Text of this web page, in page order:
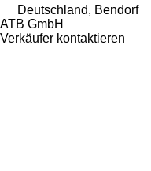
Deutschland, Bendorf
ATB GmbH
Verkäufer kontaktieren